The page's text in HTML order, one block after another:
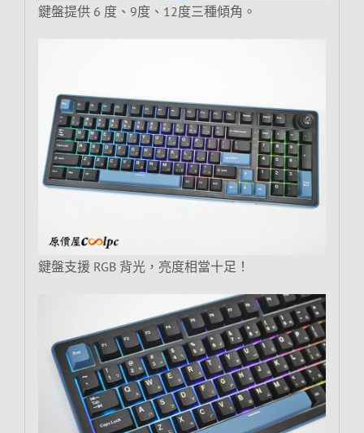
鍵盤提供 6 度、9度、12度三種傾角。
鍵盤支援 RGB 背光，亮度相當十足！